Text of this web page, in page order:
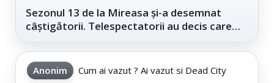
Sezonul 13 de la Mireasa și-a desemnat
câștigătorii. Telespectatorii au decis care
Anonim
Cum ai vazut ? Ai vazut si Dead City